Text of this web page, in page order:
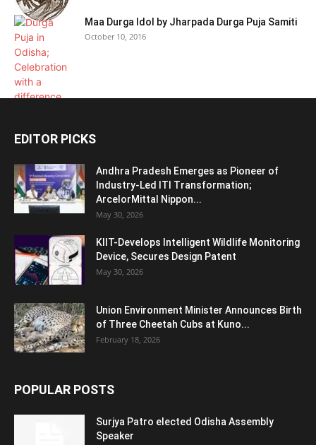
Maa Durga Idol by Jharpada Durga Puja Samiti
October 10, 2016
EDITOR PICKS
Andhra Pradesh Emerges as Pioneer of
Industry-Led ITI Transformation;
ArcelorMittal Nippon...
May 30, 2026
KIIT-Develops Intelligent Wildlife Monitoring
Device, Secures Design Patent
May 30, 2026
Union Environment Minister Announces Birth
of Three Cheetah Cubs at Kuno...
February 18, 2026
POPULAR POSTS
Surjya Patro elected Odisha Assembly
Speaker